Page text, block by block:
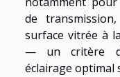
de
surface vitrée à
— un critère
éclairage optimal